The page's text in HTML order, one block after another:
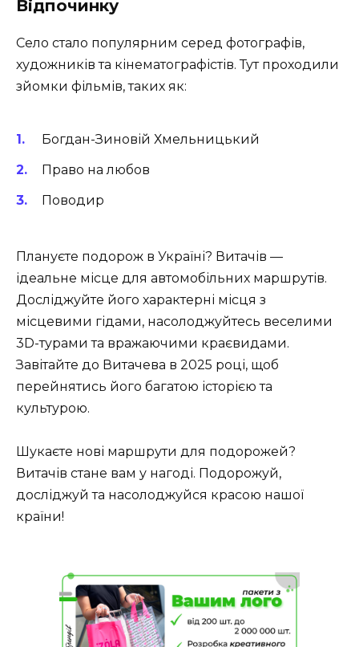
Відпочинку
Село стало популярним серед фотографів,
художників та кінематографістів. Тут проходили
зйомки фільмів, таких як:
Богдан-Зиновій Хмельницький
Право на любов
Поводир
Плануєте подорож в Україні? Витачів —
ідеальне місце для автомобільних маршрутів.
Досліджуйте його характерні місця з
місцевими гідами, насолоджуйтесь веселими
3D-турами та вражаючими краєвидами.
Завітайте до Витачева в 2025 році, щоб
перейнятись його багатою історією та
культурою.
Шукаєте нові маршрути для подорожей?
Витачів стане вам у нагоді. Подорожуй,
досліджуй та насолоджуйся красою нашої
країни!